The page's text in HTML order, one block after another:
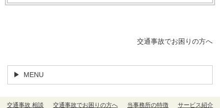
交通事故でお困りの方へ
MENU
交通事故 相談 交通事故でお困りの方へ 当事務所の特徴
サービス紹介